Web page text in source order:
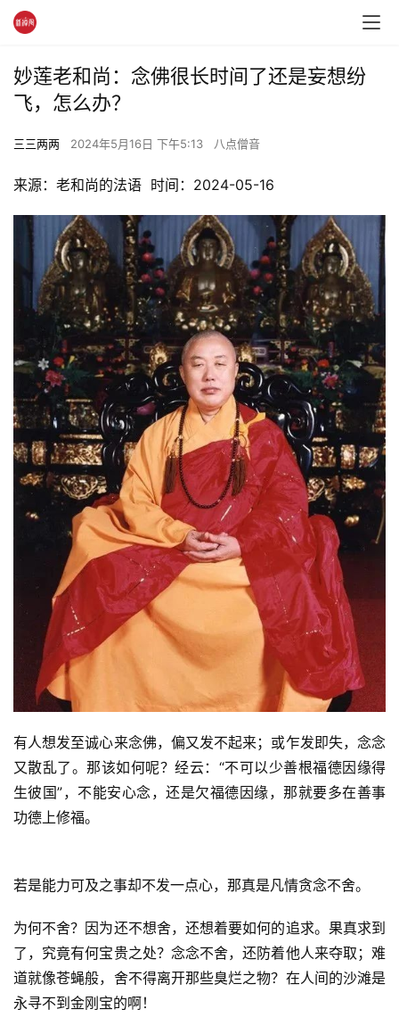
妙莲老和尚：念佛很长时间了还是妄想纷
飞，怎么办？
三三两两 2024年5月16日 下午5:13 八点僧音
来源：老和尚的法语  时间：2024-05-16
有人想发至诚心来念佛，偏又发不起来；或乍发即失，念念
又散乱了。那该如何呢？经云：“不可以少善根福德因缘得
生彼国”，不能安心念，还是欠福德因缘，那就要多在善事
功德上修福。
若是能力可及之事却不发一点心，那真是凡情贪念不舍。
为何不舍？因为还不想舍，还想着要如何的追求。果真求到
了，究竟有何宝贵之处？念念不舍，还防着他人来夺取；难
道就像苍蝇般，舍不得离开那些臭烂之物？在人间的沙滩是
永寻不到金刚宝的啊！